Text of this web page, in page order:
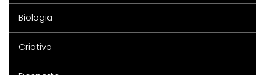
Biologia
Criativo